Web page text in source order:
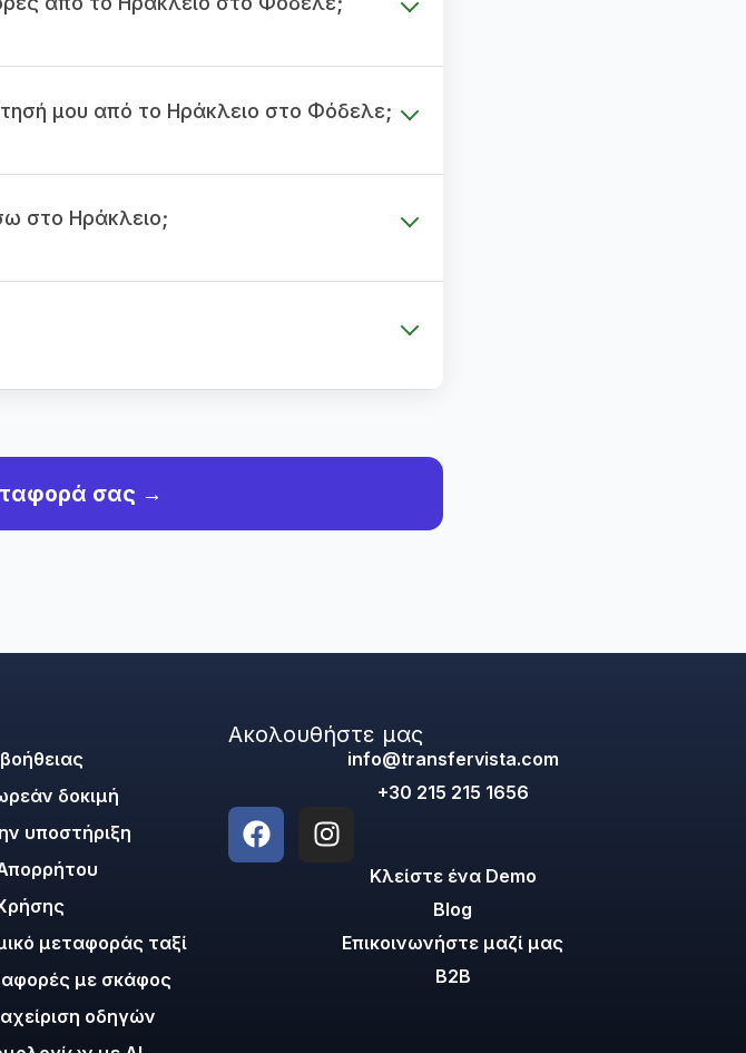
μου από το Ηράκλειο στο Φόδελε;
στο Ηράκλειο;
σας →
δοκιμή
υποστήριξη
μεταφοράς ταξί
με σκάφος
οδηγών
Ακολουθήστε μας
info@transfervista.com
+30 215 215 1656
Κλείστε ένα Demo
Blog
Επικοινωνήστε μαζί μας
B2B